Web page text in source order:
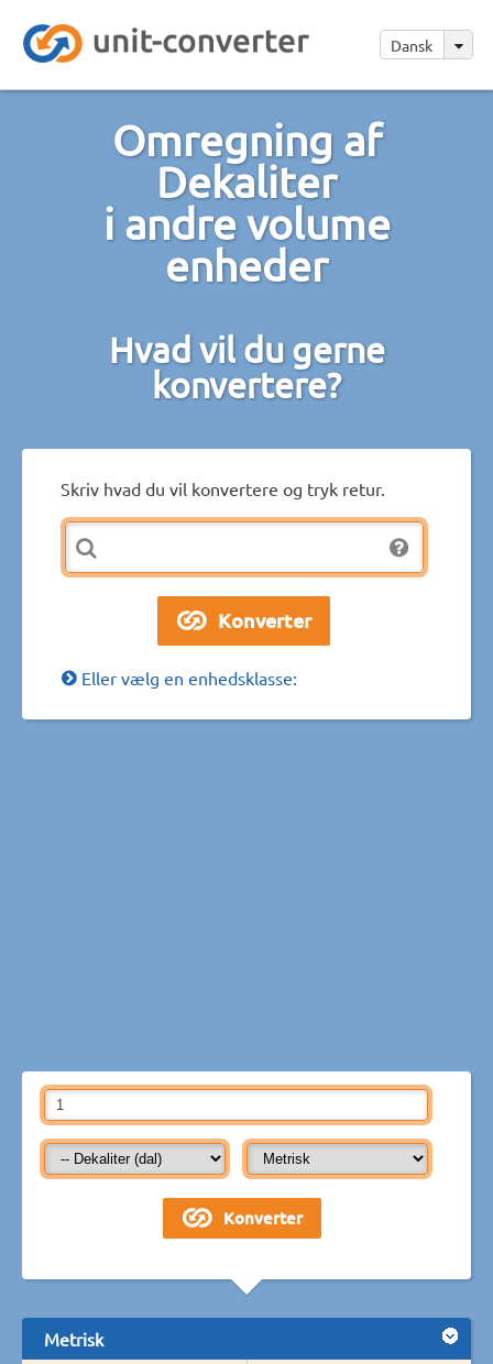
Dansk
Omregning af
Dekaliter
i andre volume
enheder
Hvad vil du gerne
konvertere?
Skriv hvad du vil konvertere og tryk retur.
Eller vælg en enhedsklasse:
Metrisk